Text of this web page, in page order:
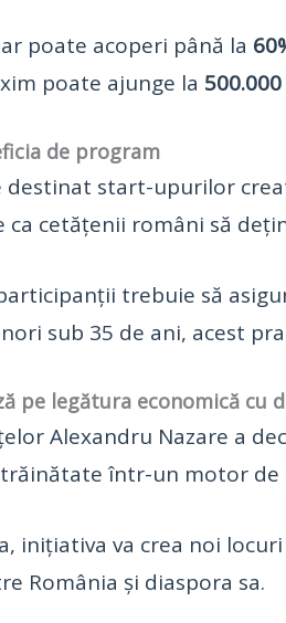
poate acoperi până la
poate ajunge la
de program
destinat start-upurilor
ca cetățenii români să
trebuie să
sub 35 de ani, acest
pe legătura economică cu
Alexandru Nazare a
într-un motor de
inițiativa va crea noi
România și diaspora sa.